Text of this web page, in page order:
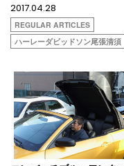
2017.04.28
REGULAR ARTICLES
ハーレーダビッドソン尾張清須